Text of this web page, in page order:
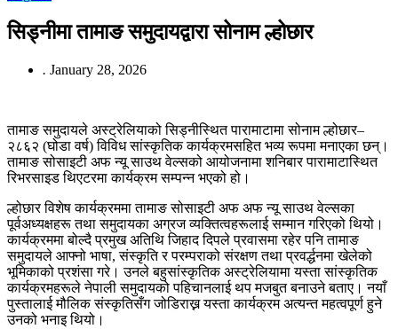
सिड्नीमा तामाङ समुदायद्वारा सोनाम ल्होछार
. January 28, 2026
तामाङ समुदायले अस्ट्रेलियाको सिड्नीस्थित पारामाटामा सोनाम ल्होछार–
२८६२ (घोडा वर्ष) विविध सांस्कृतिक कार्यक्रमसहित भव्य रूपमा मनाएका छन्।
तामाङ सोसाइटी अफ न्यू साउथ वेल्सको आयोजनामा शनिबार पारामाटास्थित
रिभरसाइड थिएटरमा कार्यक्रम सम्पन्न भएको हो।
ल्होछार विशेष कार्यक्रममा तामाङ सोसाइटी अफ अफ न्यू साउथ वेल्सका
पूर्वअध्यक्षहरू तथा समुदायका अग्रज व्यक्तित्वहरूलाई सम्मान गरिएको थियो।
कार्यक्रममा बोल्दै प्रमुख अतिथि जिहाद दिपले प्रवासमा रहेर पनि तामाङ
समुदायले आफ्नो भाषा, संस्कृति र परम्पराको संरक्षण तथा प्रवर्द्धनमा खेलेको
भूमिकाको प्रशंसा गरे। उनले बहुसांस्कृतिक अस्ट्रेलियामा यस्ता सांस्कृतिक
कार्यक्रमहरूले नेपाली समुदायको पहिचानलाई थप मजबुत बनाउने बताए। नयाँ
पुस्तालाई मौलिक संस्कृतिसँग जोडिराख्न यस्ता कार्यक्रम अत्यन्त महत्वपूर्ण हुने
उनको भनाइ थियो।